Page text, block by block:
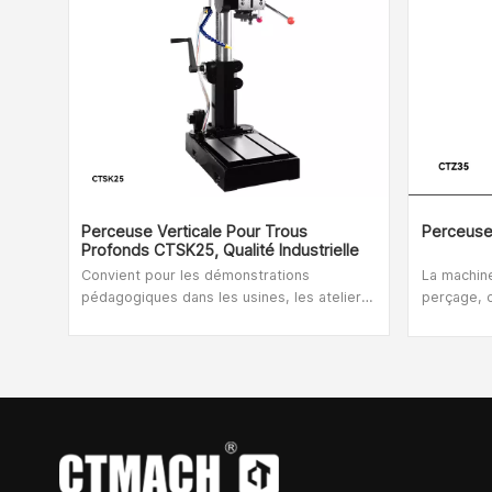
Perceuse Verticale Pour Trous
Profonds CTSK25, Qualité Industrielle
Convient pour les démonstrations
pédagogiques dans les usines, les ateliers
La
perçage,
d'une